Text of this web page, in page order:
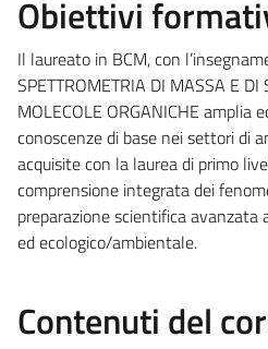
Obiettivi
Il laureato in BCM, con
SPETTROMETRIA DI MASSA E DI
MOLECOLE ORGANICHE amplia
conoscenze di base nei settori di
acquisite con la laurea di primo
comprensione integrata dei
preparazione scientifica
ed ecologico/ambientale.
Contenuti del